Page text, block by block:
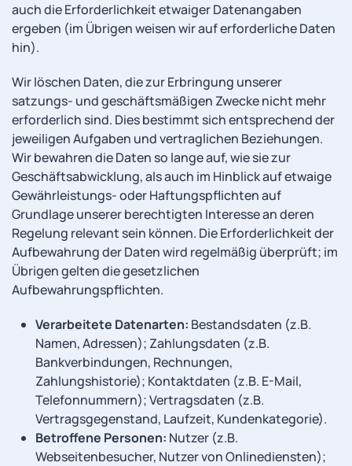
auch die Erforderlichkeit etwaiger Datenangaben
ergeben (im Übrigen weisen wir auf erforderliche Daten
hin).
Wir löschen Daten, die zur Erbringung unserer
satzungs- und geschäftsmäßigen Zwecke nicht mehr
erforderlich sind. Dies bestimmt sich entsprechend der
jeweiligen Aufgaben und vertraglichen Beziehungen.
Wir bewahren die Daten so lange auf, wie sie zur
Geschäftsabwicklung, als auch im Hinblick auf etwaige
Gewährleistungs- oder Haftungspflichten auf
Grundlage unserer berechtigten Interesse an deren
Regelung relevant sein können. Die Erforderlichkeit der
Aufbewahrung der Daten wird regelmäßig überprüft; im
Übrigen gelten die gesetzlichen
Aufbewahrungspflichten.
Verarbeitete Datenarten: Bestandsdaten (z.B.
Namen, Adressen); Zahlungsdaten (z.B.
Bankverbindungen, Rechnungen,
Zahlungshistorie); Kontaktdaten (z.B. E-Mail,
Telefonnummern); Vertragsdaten (z.B.
Vertragsgegenstand, Laufzeit, Kundenkategorie).
Betroffene Personen: Nutzer (z.B.
Webseitenbesucher, Nutzer von Onlinediensten);